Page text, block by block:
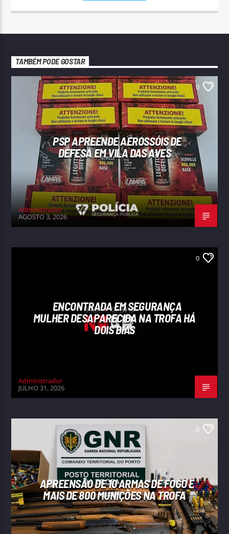
TAMBÉM PODE GOSTAR
0
PSP APREENDE AEROSSÓIS DE
DEFESA EM VILA DAS AVES
Administrador
AGOSTO 3, 2026
0
ENCONTRADA EM SEGURANÇA
MULHER DESAPARECIDA NA TROFA HÁ
DOIS DIAS
Administrador
JULHO 31, 2026
0
APREENSÃO DE 10 ARMAS DE FOGO E
MAIS DE 800 MUNIÇÕES NA TROFA